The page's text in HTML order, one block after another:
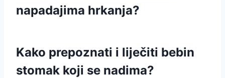
napadajima hrkanja?
Kako prepoznati i liječiti bebin
stomak koji se nadima?